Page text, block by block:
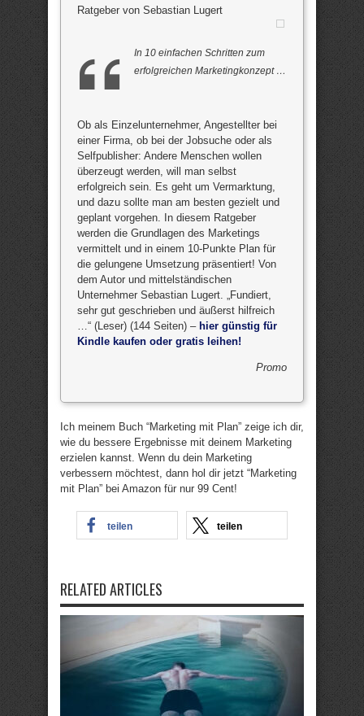
Ratgeber von Sebastian Lugert
In 10 einfachen Schritten zum
erfolgreichen Marketingkonzept …
Ob als Einzelunternehmer, Angestellter bei
einer Firma, ob bei der Jobsuche oder als
Selfpublisher: Andere Menschen wollen
überzeugt werden, will man selbst
erfolgreich sein. Es geht um Vermarktung,
und dazu sollte man am besten gezielt und
geplant vorgehen. In diesem Ratgeber
werden die Grundlagen des Marketings
vermittelt und in einem 10-Punkte Plan für
die gelungene Umsetzung präsentiert! Von
dem Autor und mittelständischen
Unternehmer Sebastian Lugert. „Fundiert,
sehr gut geschrieben und äußerst hilfreich
…“ (Leser) (144 Seiten) – hier günstig für
Kindle kaufen oder gratis leihen!
Promo
Ich meinem Buch “Marketing mit Plan” zeige ich dir,
wie du bessere Ergebnisse mit deinem Marketing
erzielen kannst. Wenn du dein Marketing
verbessern möchtest, dann hol dir jetzt “Marketing
mit Plan” bei Amazon für nur 99 Cent!
teilen teilen
RELATED ARTICLES